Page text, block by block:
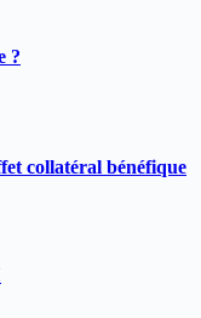
?
collatéral bénéfique